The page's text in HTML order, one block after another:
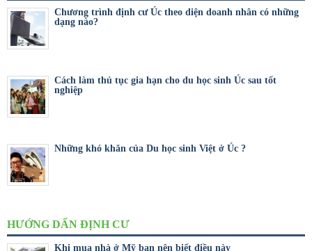
Chương trình định cư Úc theo diện doanh nhân có những
dạng nào?
Cách làm thủ tục gia hạn cho du học sinh Úc sau tốt
nghiệp
Những khó khăn của Du học sinh Việt ở Úc ?
HƯỚNG DẨN ĐỊNH CƯ
Khi mua nhà ở Mỹ bạn nên biết điều này